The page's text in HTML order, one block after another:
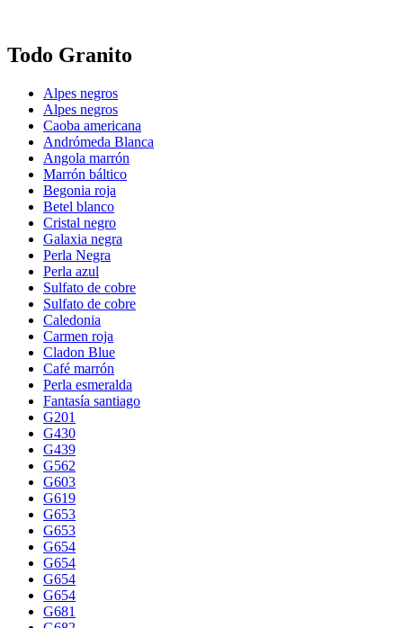
Todo Granito
Alpes negros
Alpes negros
Caoba americana
Andrómeda Blanca
Angola marrón
Marrón báltico
Begonia roja
Betel blanco
Cristal negro
Galaxia negra
Perla Negra
Perla azul
Sulfato de cobre
Sulfato de cobre
Caledonia
Carmen roja
Cladon Blue
Café marrón
Perla esmeralda
Fantasía santiago
G201
G430
G439
G562
G603
G619
G653
G653
G654
G654
G654
G654
G681